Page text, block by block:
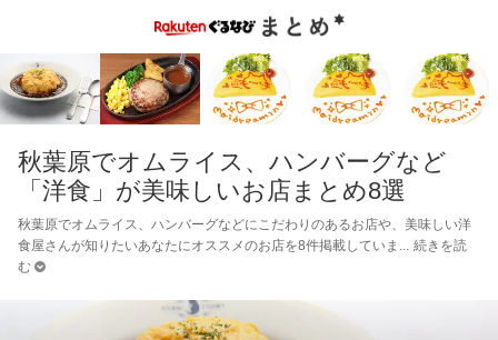
秋葉原でオムライス、ハンバーグなど
「洋食」が美味しいお店まとめ8選
秋葉原でオムライス、ハンバーグなどにこだわりのあるお店や、美味しい洋
食屋さんが知りたいあなたにオススメのお店を8件掲載していま
続きを読
む